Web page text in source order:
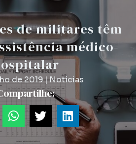
de militares têm
médico-
de 2019|Notícias